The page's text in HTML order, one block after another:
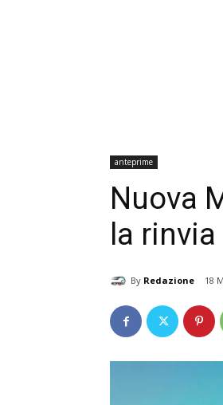
anteprime
Nuova
la
By Redazione 18